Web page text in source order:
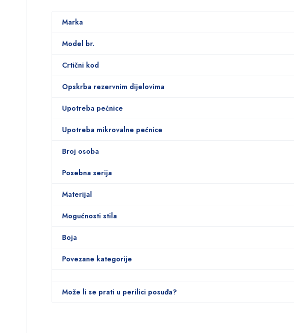
Marka
Model br.
Crtični kod
Opskrba rezervnim dijelovima
Upotreba pećnice
Upotreba mikrovalne pećnice
Broj osoba
Posebna serija
Materijal
Mogućnosti stila
Boja
Povezane kategorije
Može li se prati u perilici posuđa?